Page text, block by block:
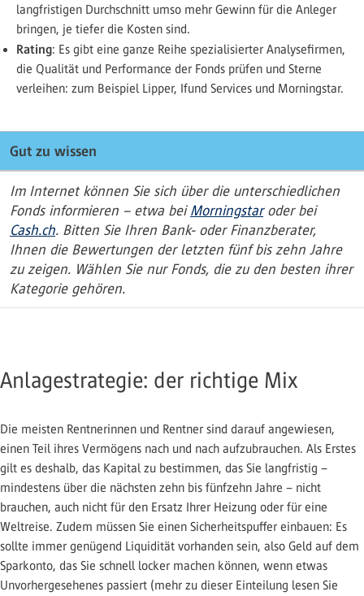
langfristigen Durchschnitt umso mehr Gewinn für die Anleger
bringen, je tiefer die Kosten sind.
Rating: Es gibt eine ganze Reihe spezialisierter Analysefirmen,
die Qualität und Performance der Fonds prüfen und Sterne
verleihen: zum Beispiel Lipper, Ifund Services und Morningstar.
Gut zu wissen
Im Internet können Sie sich über die unterschiedlichen
Fonds informieren – etwa bei Morningstaroder bei
Cash.ch. Bitten Sie Ihren Bank- oder Finanzberater,
Ihnen die Bewertungen der letzten fünf bis zehn Jahre
zu zeigen. Wählen Sie nur Fonds, die zu den besten ihrer
Kategorie gehören.
Anlagestrategie: der richtige Mix
Die meisten Rentnerinnen und Rentner sind darauf angewiesen,
einen Teil ihres Vermögens nach und nach aufzubrauchen. Als Erstes
gilt es deshalb, das Kapital zu bestimmen, das Sie langfristig –
mindestens über die nächsten zehn bis fünfzehn Jahre – nicht
brauchen, auch nicht für den Ersatz Ihrer Heizung oder für eine
Weltreise. Zudem müssen Sie einen Sicherheitspuffer einbauen: Es
sollte immer genügend Liquidität vorhanden sein, also Geld auf dem
Sparkonto, das Sie schnell locker machen können, wenn etwas
Unvorhergesehenes passiert (mehr zu dieser Einteilung lesen Sie